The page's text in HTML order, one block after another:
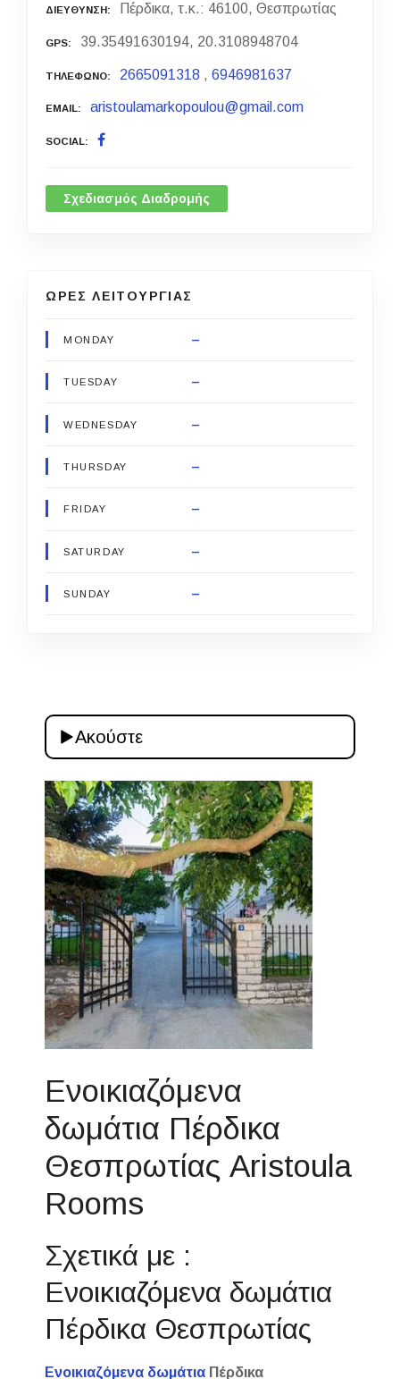
ΔΙΕΥΘΥΝΣΗ Πέρδικα, τ.κ.: 46100, Θεσπρωτίας
GPS 39.35491630194, 20.3108948704
ΤΗΛΕΦΩΝΟ 2665091318 ,6946981637
EMAIL aristoulamarkopoulou@gmail.com
SOCIAL
Σχεδιασμός Διαδρομής
ΩΡΕΣ ΛΕΙΤΟΥΡΓΙΑΣ
MONDAY –
TUESDAY –
WEDNESDAY –
THURSDAY –
FRIDAY –
SATURDAY –
SUNDAY –
Ακούστε
Ενοικιαζόμενα
δωμάτια Πέρδικα
Θεσπρωτίας Aristoula
Rooms
Σχετικά με :
Ενοικιαζόμενα δωμάτια
Πέρδικα Θεσπρωτίας
Ενοικιαζόμενα δωμάτια Πέρδικα